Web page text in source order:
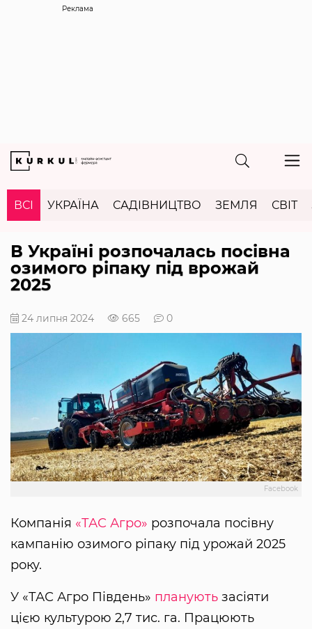
Реклама
ВСІ УКРАЇНА САДІВНИЦТВО ЗЕМЛЯ СВІТ
В Україні розпочалась посівна
озимого ріпаку під врожай
2025
24 липня 2024 665 0
Facebook
Компанія «ТАС Агро» розпочала посівну
кампанію озимого ріпаку під урожай 2025
року.
У «ТАС Агро Південь» планують засіяти
цією культурою 2,7 тис. га. Працюють